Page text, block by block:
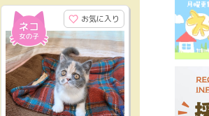
お気に入り